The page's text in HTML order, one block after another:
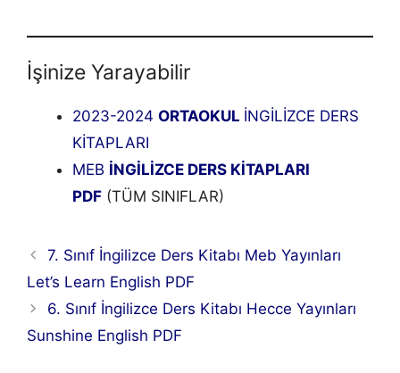
İşinize Yarayabilir
2023-2024 ORTAOKUL İNGİLİZCE DERS
KİTAPLARI
MEB İNGİLİZCE DERS KİTAPLARI
PDF (TÜM SINIFLAR)
7. Sınıf İngilizce Ders Kitabı Meb Yayınları
Let’s Learn English PDF
6. Sınıf İngilizce Ders Kitabı Hecce Yayınları
Sunshine English PDF